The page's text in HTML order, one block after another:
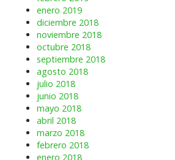
enero 2019
diciembre 2018
noviembre 2018
octubre 2018
septiembre 2018
agosto 2018
julio 2018
junio 2018
mayo 2018
abril 2018
marzo 2018
febrero 2018
enero 2018